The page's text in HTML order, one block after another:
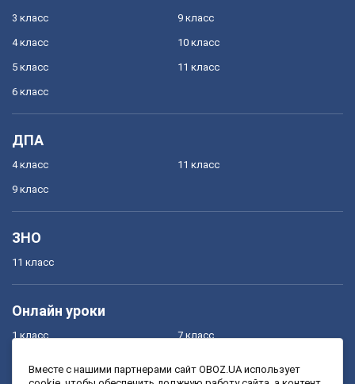
3 класс
4 класс
5 класс
6 класс
9 класс
10 класс
11 класс
ДПА
4 класс
9 класс
11 класс
ЗНО
11 класс
Онлайн уроки
1 класс 7 класс
Вместе с нашими партнерами сайт OBOZ.UA использует